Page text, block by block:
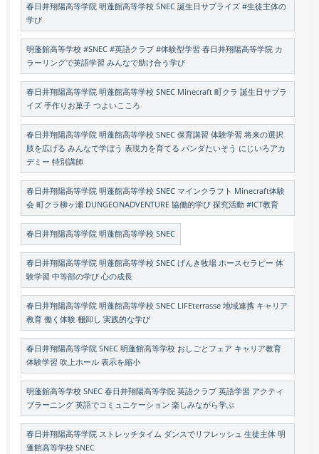
春日井翔陽高等学院 明蓬館高等学校 SNEC 誕生日サプライズ #生徒主体の
学び
明蓬館高等学校 #SNEC #英語クラブ #体験型学習 春日井翔陽高等学院 カ
ラーリングで英語学習 みんなで助け合う学び
春日井翔陽高等学院 明蓬館高等学校 SNEC Minecraft 町クラ 誕生日サプラ
イズ 手作りお菓子 つよいこころ
春日井翔陽高等学院 明蓬館高等学校 SNEC 保育講習 体験学習 将来の選択
肢を広げる みんなで学ぼう 表現力を育てる パンダたいそう にじいろアカ
デミー 特別講師
春日井翔陽高等学院 明蓬館高等学校 SNEC マインクラフト Minecraft体験
会 町クラ柳ヶ瀬 DUNGEONADVENTURE 協働的学び 探究活動 #ICT教育
春日井翔陽高等学院 明蓬館高等学校 SNEC
春日井翔陽高等学院 明蓬館高等学校 SNEC げんき牧場 ホースセラピー 体
験学習 中等部の学び 心の成長
春日井翔陽高等学院 明蓬館高等学校 SNEC LIFEterrasse 地域連携 キャリア
教育 働く体験 棚卸し 実践的な学び
春日井翔陽高等学院 SNEC 明蓬館高等学校 おしごとフェア キャリア教育
体験学習 吹上ホール 表示を縮小
明蓬館高等学校 SNEC 春日井翔陽高等学院 英語クラブ 英語学習 アクティ
ブラーニング 英語でコミュニケーション 楽しみながら学ぶ
春日井翔陽高等学院 ストレッチタイム ダンスでリフレッシュ 生徒主体 明
蓬館高等学校 SNEC